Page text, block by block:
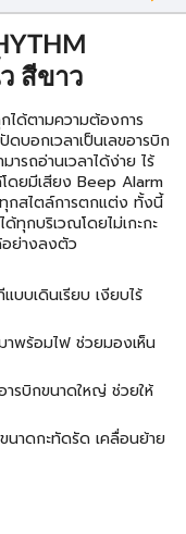
สีขาว
ได้ตามความต้องการ
บอกเวลาเป็นเลขอารบิก
รถอ่านเวลาได้ง่าย ไร้
ดยมีเสียง Beep Alarm
ทุกสไตล์การตกแต่ง ทั้งนี้
ทุกบริเวณโดยไม่เกะกะ
อย่างลงตัว
บบเดินเรียบ เงียบไร้
พร้อมไฟ ช่วยมองเห็น
ารบิกขนาดใหญ่ ช่วยให้
าดกะทัดรัด เคลื่อนย้าย